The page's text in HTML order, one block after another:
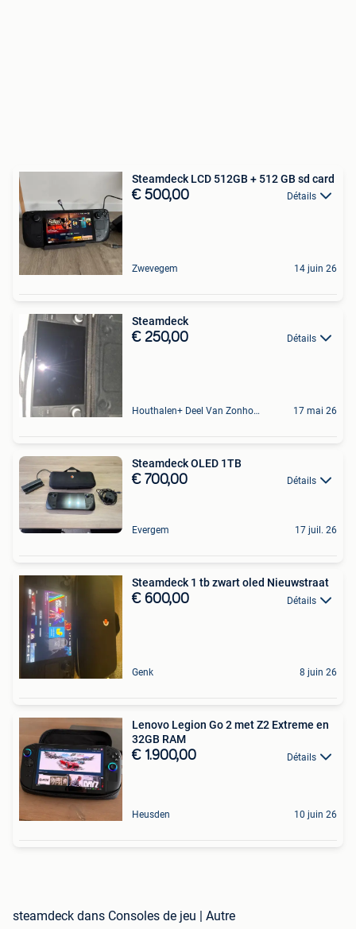
Steamdeck LCD 512GB + 512 GB sd card
€ 500,00 Détails
Zwevegem 14 juin 26
Steamdeck
€ 250,00 Détails
Houthalen+ Deel Van Zonhoven En Zolder 17 mai 26
Steamdeck OLED 1TB
€ 700,00 Détails
Evergem 17 juil. 26
Steamdeck 1 tb zwart oled Nieuwstraat
€ 600,00 Détails
Genk 8 juin 26
Lenovo Legion Go 2 met Z2 Extreme en
32GB RAM
€ 1.900,00 Détails
Heusden 10 juin 26
steamdeck dans Consoles de jeu | Autre